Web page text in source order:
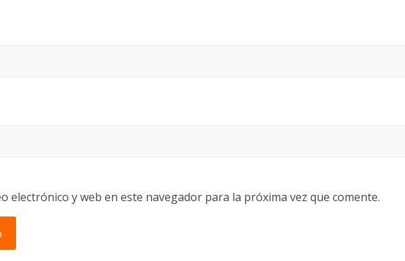
electrónico y web en este navegador para la próxima vez que comente.